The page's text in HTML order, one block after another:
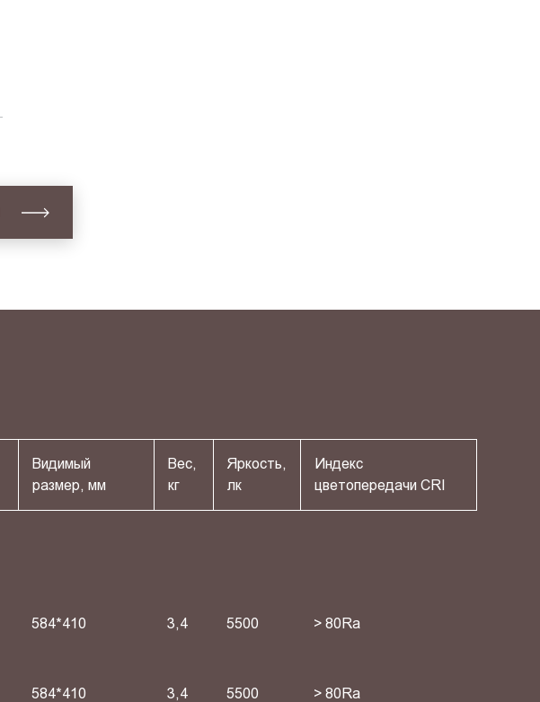
Видимый
размер, мм
Вес,
кг
Яркость,
лк
Индекс
цветопередачи СRI
584*410 3,4 5500 > 80Ra
584*410 3,4 5500 > 80Ra